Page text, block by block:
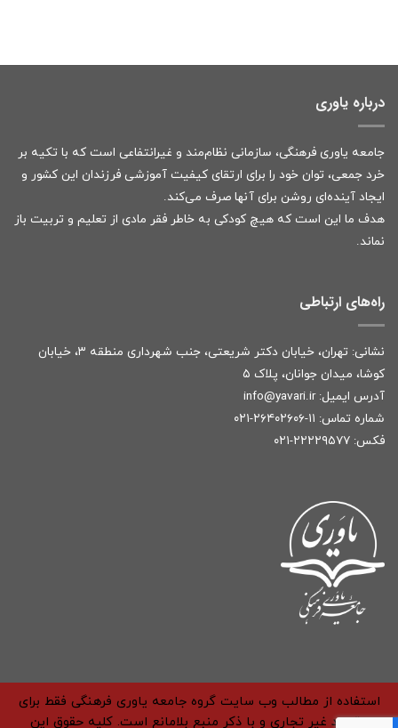
درباره یاوری
جامعه یاوری فرهنگی، سازمانی نظام‌مند و غیرانتفاعی است که با تکیه بر
خرد جمعی، توان خود را برای ارتقای کیفیت آموزشی فرزندان این کشور و
ایجاد آینده‌ای روشن برای آنها صرف می‌کند.
هدف ما این است که هیچ کودکی به خاطر فقر مادی از تعلیم و تربیت باز
نماند.
راه‌های ارتباطی
نشانی: تهران، خیابان دکتر شریعتی، جنب شهرداری منطقه ۳، خیابان
کوشا، میدان جوانان، پلاک ۵
آدرس ایمیل: info@yavari.ir
شماره تماس: ۱۱-۲۶۴۰۲۶۰۶-۰۲۱
فکس: ۲۲۲۲۹۵۷۷-۰۲۱
استفاده از مطالب وب سایت گروه جامعه یاوری فرهنگی فقط برای
مقاصد غیر تجاری و با ذکر منبع بلامانع است. کلیه حقوق این